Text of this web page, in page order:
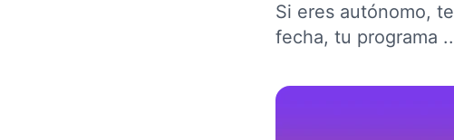
Si eres autónomo,
fecha, tu programa